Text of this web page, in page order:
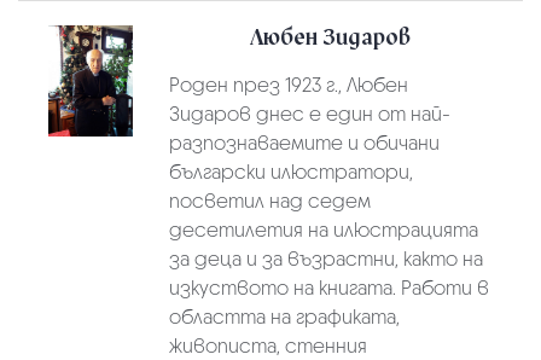
Любен Зидаров
Роден през 1923 г., Любен
Зидаров днес е един от най-
разпознаваемите и обичани
български илюстратори,
посветил над седем
десетилетия на илюстрацията
за деца и за възрастни, както на
изкуството на книгата. Работи в
областта на графиката,
живописта, стенния